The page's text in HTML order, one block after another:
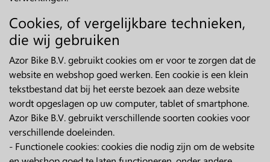
Cookies, of vergelijkbare technieken,
die wij gebruiken
Azor Bike B.V. gebruikt cookies om er voor te zorgen dat de
website en webshop goed werken. Een cookie is een klein
tekstbestand dat bij het eerste bezoek aan deze website
wordt opgeslagen op uw computer, tablet of smartphone.
Azor Bike B.V. gebruikt verschillende soorten cookies voor
verschillende doeleinden.
- Functionele cookies: cookies die nodig zijn om de website